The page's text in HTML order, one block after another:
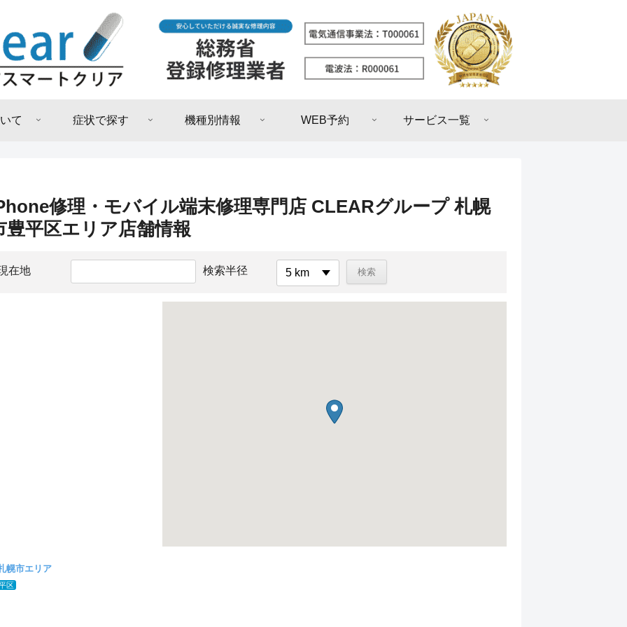
て 症状で探す 機種別情報 WEB予約 サービス一覧
修理・モバイル端末修理専門店 CLEARグループ 札幌
豊平区エリア店舗情報
在地 検索半径 5 km
幌市エリア
区